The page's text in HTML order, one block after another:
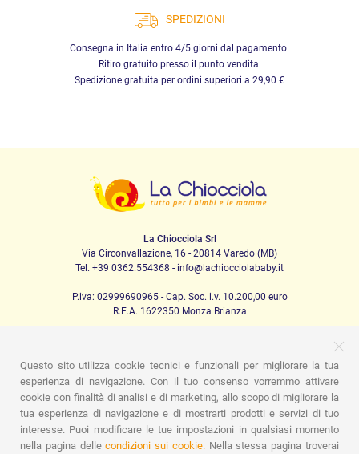
SPEDIZIONI
Consegna in Italia entro 4/5 giorni dal pagamento.
Ritiro gratuito presso il punto vendita.
Spedizione gratuita per ordini superiori a 29,90 €
La Chiocciola Srl
Via Circonvallazione, 16 - 20814 Varedo (MB)
Tel. +39 0362.554368 - info@lachiocciolababy.it
P.iva: 02999690965 - Cap. Soc. i.v. 10.200,00 euro
R.E.A. 1622350 Monza Brianza
PRODOTTI
Passeggio
Seggiolini Auto A casa Pappa
Nanna
Igiene
Mamma e bebè Abbigliamento Gioco
Gift card
Kit baby set
Idee regalo Camerette
Promozioni
Promozioni
Marchi
Questo sito utilizza cookie tecnici e funzionali per migliorare la tua
esperienza di navigazione. Con il tuo consenso vorremmo attivare
cookie con finalità di analisi e di marketing, allo scopo di migliorare la
tua esperienza di navigazione e di mostrarti prodotti e servizi di tuo
interesse. Puoi modificare le tue impostazioni in qualsiasi momento
nella pagina dellecondizioni sui cookie.Nella stessa pagina troverai